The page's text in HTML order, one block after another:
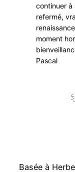
continuer à
refermé,
moment
Pascal
Basée à